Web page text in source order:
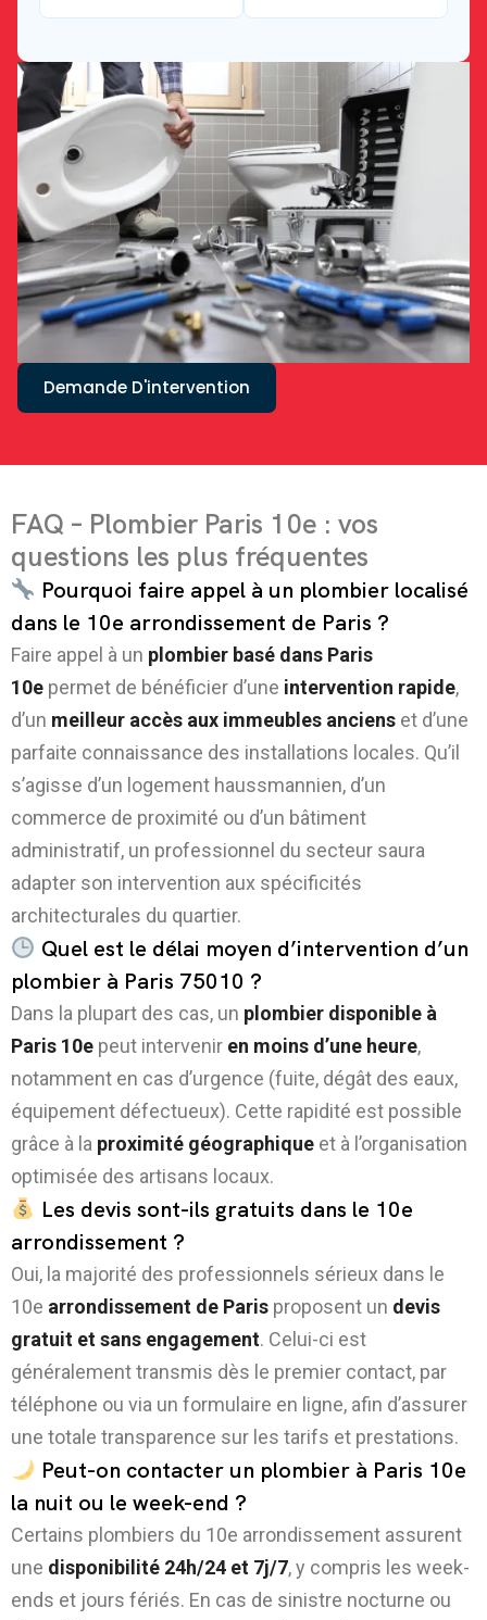
Demande D'intervention
FAQ – Plombier Paris 10e : vos
questions les plus fréquentes
Pourquoi faire appel à un plombier localisé
dans le 10e arrondissement de Paris ?
Faire appel à un plombier basé dans Paris
10e permet de bénéficier d’une intervention rapide,
d’un meilleur accès aux immeubles anciens et d’une
parfaite connaissance des installations locales. Qu’il
s’agisse d’un logement haussmannien, d’un
commerce de proximité ou d’un bâtiment
administratif, un professionnel du secteur saura
adapter son intervention aux spécificités
architecturales du quartier.
Quel est le délai moyen d’intervention d’un
plombier à Paris 75010 ?
Dans la plupart des cas, un plombier disponible à
Paris 10e peut intervenir en moins d’une heure,
notamment en cas d’urgence (fuite, dégât des eaux,
équipement défectueux). Cette rapidité est possible
grâce à la proximité géographique et à l’organisation
optimisée des artisans locaux.
Les devis sont-ils gratuits dans le 10e
arrondissement ?
Oui, la majorité des professionnels sérieux dans le
10e arrondissement de Paris proposent un devis
gratuit et sans engagement. Celui-ci est
généralement transmis dès le premier contact, par
téléphone ou via un formulaire en ligne, afin d’assurer
une totale transparence sur les tarifs et prestations.
Peut-on contacter un plombier à Paris 10e
la nuit ou le week-end ?
Certains plombiers du 10e arrondissement assurent
une disponibilité 24h/24 et 7j/7, y compris les week-
ends et jours fériés. En cas de sinistre nocturne ou